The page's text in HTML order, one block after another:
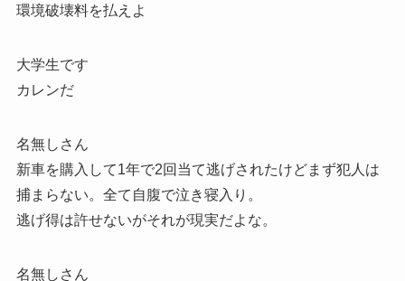
環境破壊料を払えよ
大学生です
カレンだ
名無しさん
新車を購入して1年で2回当て逃げされたけどまず犯人は
捕まらない。全て自腹で泣き寝入り。
逃げ得は許せないがそれが現実だよな。
名無しさん